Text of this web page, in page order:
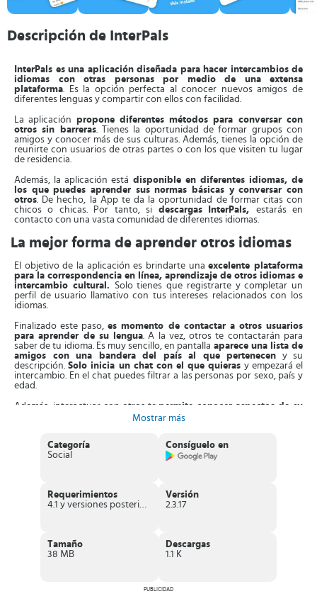
Descripción de InterPals
InterPals es una aplicación diseñada para hacer intercambios de
idiomas con otras personas por medio de una extensa
plataforma. Es la opción perfecta al conocer nuevos amigos de
diferentes lenguas y compartir con ellos con facilidad.
La aplicación propone diferentes métodos para conversar con
otros sin barreras. Tienes la oportunidad de formar grupos con
amigos y conocer más de sus culturas. Además, tienes la opción de
reunirte con usuarios de otras partes o con los que visiten tu lugar
de residencia.
Además, la aplicación está disponible en diferentes idiomas, de
los que puedes aprender sus normas básicas y conversar con
otros. De hecho, la App te da la oportunidad de formar citas con
chicos o chicas. Por tanto, si descargas InterPals, estarás en
contacto con una vasta comunidad de diferentes idiomas.
La mejor forma de aprender otros idiomas
El objetivo de la aplicación es brindarte unaexcelente plataforma
para la correspondencia en línea, aprendizaje de otros idiomas e
intercambio cultural.
Solo tienes que registrarte y completar un
perfil de usuario llamativo con tus intereses relacionados con los
idiomas.
Finalizado este paso,es momento de contactar a otros usuarios
para aprender de su lengua. A la vez, otros te contactarán para
saber de tu idioma. Es muy sencillo, en pantalla aparece una lista de
amigos con una bandera del país al que pertenecen y su
descripción.Solo inicia un chat con el que quieras y empezará el
intercambio. En el chat puedes filtrar a las personas por sexo, país y
edad.
Además, interactuar con otros tepermite conocer aspectos de su
cultura y practicar el idioma queestás aprendiendo.
Asimismo, puedes
participar en actividades académicas,
de concertar citascon chicos o chicas. Puedes ver las diferentes
opciones que tienes y otros de la misma forma pueden evaluarte
corrección de fallas menores y mejorar sus funciones. De hecho,
plataforma es cada vez más rápidaal permitir la interacción entre
Características de InterPals
Mostrar más
Categoría
Social
Consíguelo en
Requerimientos
4.1 y versiones posteriores
Versión
2.3.17
Tamaño
38 MB
Descargas
1.1 K
PUBLICIDAD